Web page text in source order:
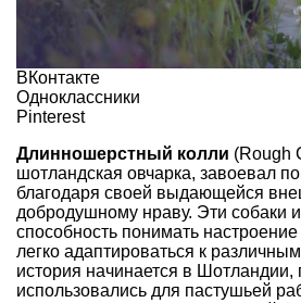
ВКонтакте
Одноклассники
Pinterest
Длинношерстный колли (Rough
шотландская овчарка, завоевал
благодаря своей выдающейся
добродушному нраву. Эти собаки
способность понимать
легко адаптироваться к
история начинается в Шотландии,
использовались для пастушьей